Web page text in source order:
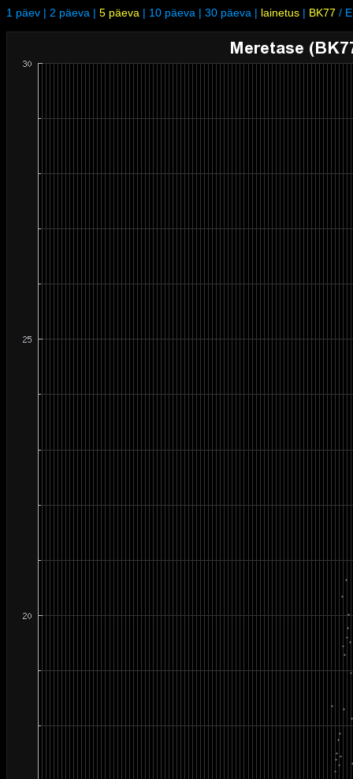
1 päev | 2 päeva | 5 päeva | 10 päeva | 30 päeva | lainetus | BK77 /